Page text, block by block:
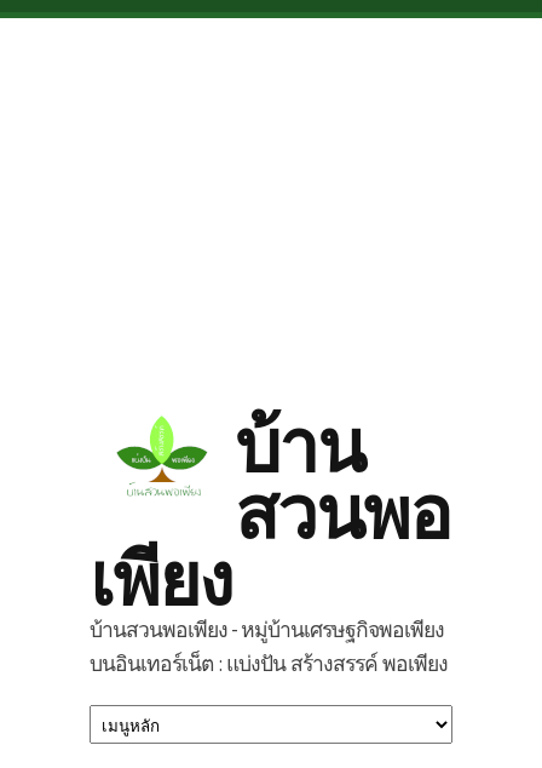
Skip to main content
บ้าน
สวนพอ
เพียง
บ้านสวนพอเพียง - หมู่บ้านเศรษฐกิจพอเพียง
บนอินเทอร์เน็ต : แบ่งปัน สร้างสรรค์ พอเพียง